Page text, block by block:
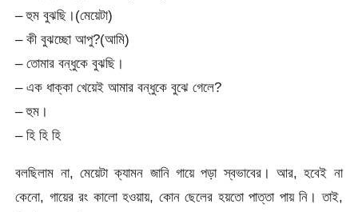
– হুম বুঝছি।(মেয়েটা)
– কী বুঝচ্ছো আপু?(আমি)
– তোমার বন্ধুকে বুঝছি।
– এক ধাক্কা খেয়েই আমার বন্ধুকে বুঝে গেলে?
– হুম।
– হি হি হি
বলছিলাম না, মেয়েটা ক্যামন জানি গায়ে পড়া স্বভাবের। আর, হবেই না
কেনো, গায়ের রং কালো হওয়ায়, কোন ছেলের হয়তো পাত্তা পায় নি। তাই,